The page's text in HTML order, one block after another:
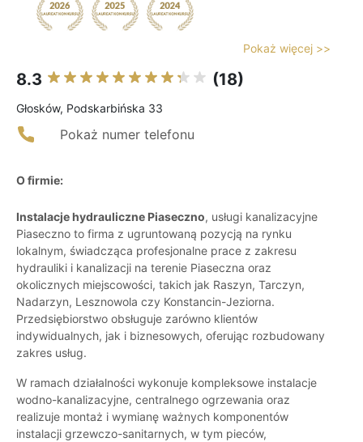
Pokaż więcej >>
8.3 (18)
Głosków, Podskarbińska 33
Pokaż numer telefonu
O firmie:
Instalacje hydrauliczne Piaseczno, usługi kanalizacyjne
Piaseczno to firma z ugruntowaną pozycją na rynku
lokalnym, świadcząca profesjonalne prace z zakresu
hydrauliki i kanalizacji na terenie Piaseczna oraz
okolicznych miejscowości, takich jak Raszyn, Tarczyn,
Nadarzyn, Lesznowola czy Konstancin-Jeziorna.
Przedsiębiorstwo obsługuje zarówno klientów
indywidualnych, jak i biznesowych, oferując rozbudowany
zakres usług.
W ramach działalności wykonuje kompleksowe instalacje
wodno-kanalizacyjne, centralnego ogrzewania oraz
realizuje montaż i wymianę ważnych komponentów
instalacji grzewczo-sanitarnych, w tym pieców,